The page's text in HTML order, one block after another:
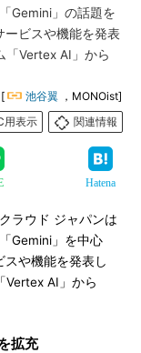
Gemini」の話題を
ービスや機能を発表
「Vertex AI」から
[ 池谷翼 ，MONOist]
用表示
関連情報
Hatena
ラウド ジャパンは
Gemini」を中心
や機能を発表し
Vertex AI」から
拡充